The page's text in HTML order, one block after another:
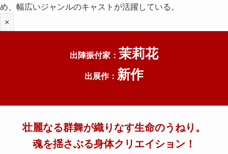
め、幅広いジャンルのキャストが活躍している。
×
出陣振付家： 茉莉花
出展作： 新作
壮麗なる群舞が織りなす生命のうねり。
魂を揺さぶる身体クリエイション！